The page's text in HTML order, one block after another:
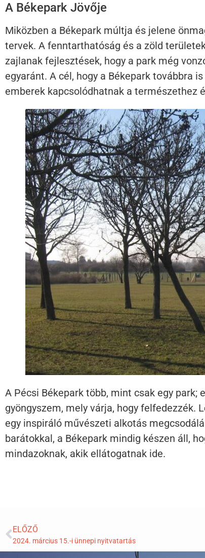
A Békepark Jövője
Miközben a Békepark múltja és jelene
tervek. A fenntarthatóság és a zöld
zajlanak fejlesztések, hogy a park még
egyaránt. A cél, hogy a Békepark továbbra
emberek kapcsolódhatnak a természethez
A Pécsi Békepark több, mint csak egy
gyöngyszem, mely várja, hogy felfedezzék.
egy inspiráló művészeti alkotás
barátokkal, a Békepark mindig készen áll,
mindazoknak, akik ellátogatnak ide.
ELŐZŐ
2024. március 15.-i ünnepi nyitvatartás